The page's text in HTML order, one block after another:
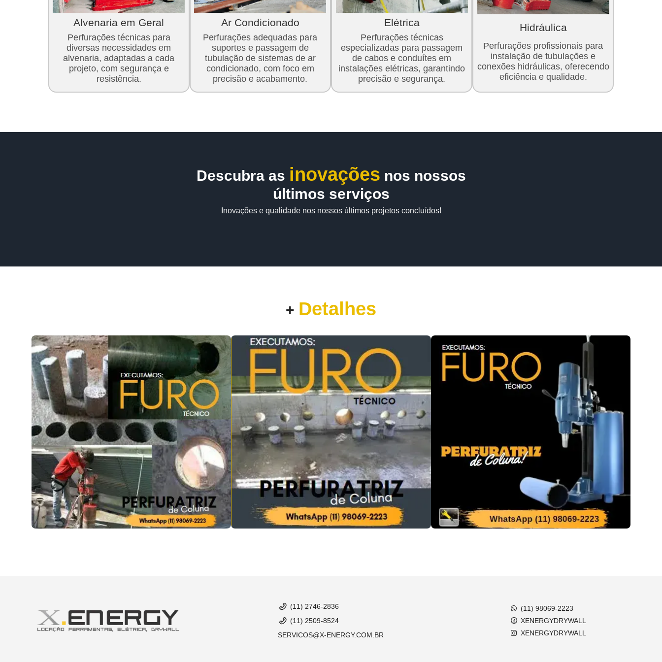
Alvenaria em Geral
Perfurações técnicas para
diversas necessidades em
alvenaria, adaptadas a cada
projeto, com segurança e
resistência.
Ar Condicionado
Perfurações adequadas para
suportes e passagem de
tubulação de sistemas de ar
condicionado, com foco em
precisão e acabamento.
Elétrica
Perfurações técnicas
especializadas para passagem
de cabos e conduítes em
instalações elétricas, garantindo
precisão e segurança.
Hidráulica
Perfurações profissionais para
instalação de tubulações e
conexões hidráulicas, oferecendo
eficiência e qualidade.
Descubra as inovações nos nossos
últimos serviços
Inovações e qualidade nos nossos últimos projetos concluídos!
+ Detalhes
(11) 2746-2836
(11) 2509-8524
SERVICOS@X-ENERGY.COM.BR
(11) 98069-2223
XENERGYDRYWALL
XENERGYDRYWALL